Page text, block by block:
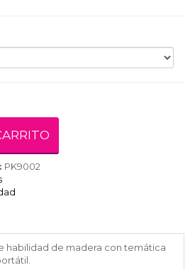
PK9002
habilidad de madera con temática